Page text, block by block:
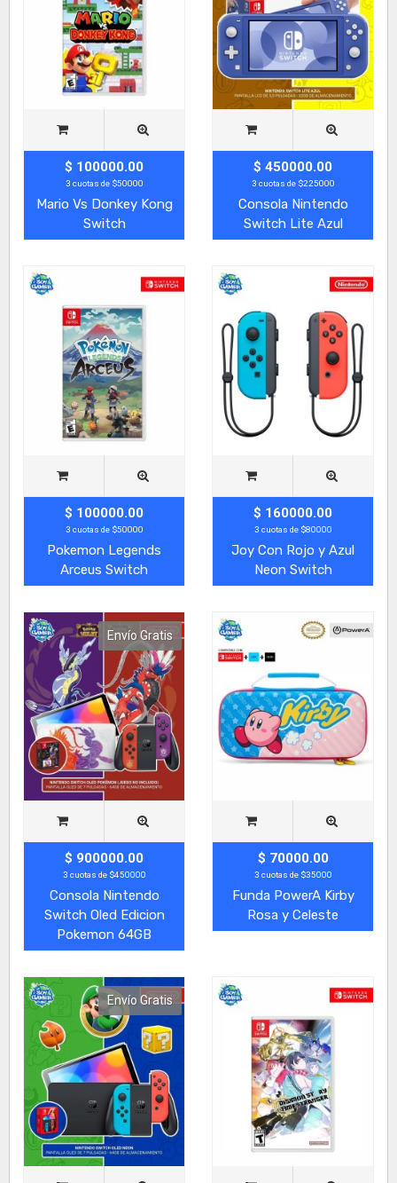
$ 100000.00
3 cuotas de $50000
Mario Vs Donkey Kong
Switch
$ 450000.00
3 cuotas de $225000
Consola Nintendo
Switch Lite Azul
$ 100000.00
3 cuotas de $50000
Pokemon Legends
Arceus Switch
$ 160000.00
3 cuotas de $80000
Joy Con Rojo y Azul
Neon Switch
Envío Gratis
$ 900000.00
3 cuotas de $450000
Consola Nintendo
Switch Oled Edicion
Pokemon 64GB
$ 70000.00
3 cuotas de $35000
Funda PowerA Kirby
Rosa y Celeste
Envío Gratis